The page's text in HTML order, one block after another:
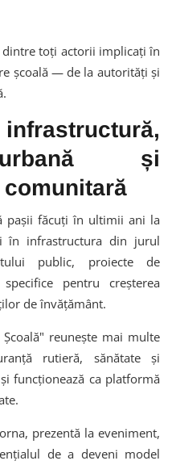
dintre toți actorii implicați în
școală — de la autorități și
și
pașii făcuți în ultimii ani la
în infrastructura din jurul
public, proiecte de
pentru creșterea
de învățământ.
reunește mai multe
rutieră, sănătate și
funcționează ca platformă
prezentă la eveniment,
de a deveni model